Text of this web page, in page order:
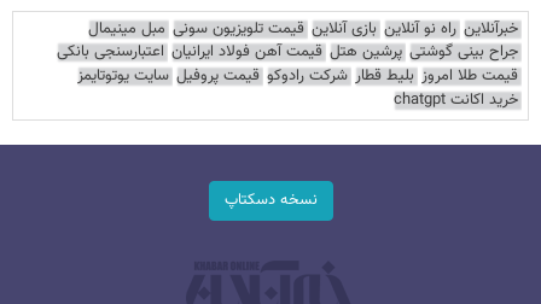
خبرآنلاین راه نو آنلاین بازی آنلاین قیمت تلویزیون سونی مبل مینیمال
جراح بینی گوشتی پرشین هتل قیمت آهن فولاد ایرانیان اعتبارسنجی بانکی
قیمت طلا امروز بلیط قطار شرکت رادوکو قیمت پروفیل سایت یوتوتایمز
خرید اکانت chatgpt
نسخه دسکتاپ